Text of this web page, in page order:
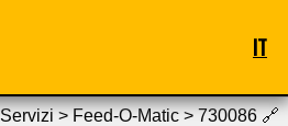
IT
Servizi > Feed-O-Matic > 730086 🔗